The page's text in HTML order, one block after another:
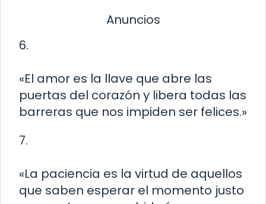
Anuncios
6.
«El amor es la llave que abre las
puertas del corazón y libera todas las
barreras que nos impiden ser felices.»
7.
«La paciencia es la virtud de aquellos
que saben esperar el momento justo